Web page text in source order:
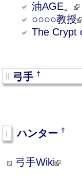
油AGE。
○○○○教授
The Crypt
弓手 †
ハンター †
弓手Wiki